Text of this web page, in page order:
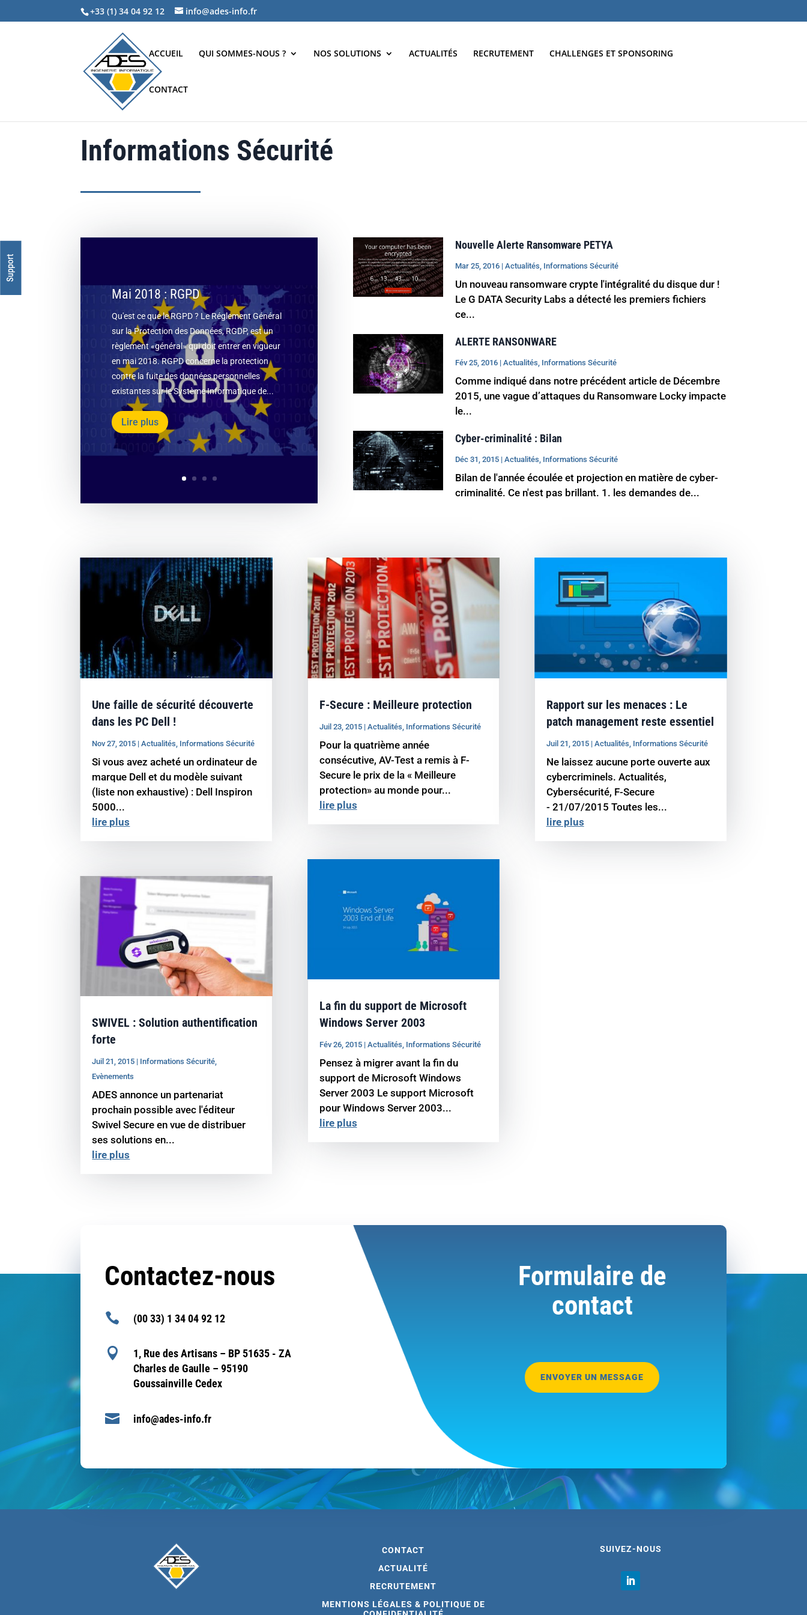
+33 (1) 34 04 92 12 info@ades-info.fr
ACCUEIL QUI SOMMES-NOUS ? NOS SOLUTIONS ACTUALITÉS RECRUTEMENT CHALLENGES ET SPONSORING
CONTACT
Informations Sécurité
Mai 2018 : RGPD
Qu'est ce que le RGPD ? Le Réglement Général
sur la Protection des Données, RGDP, est un
règlement «général» qui doit entrer en vigueur
en mai 2018. RGPD concerne la protection
contre la fuite des données personnelles
existantes sur le Système Informatique de...
Lire plus
Nouvelle Alerte Ransomware PETYA
Mar 25, 2016 |Actualités Informations Sécurité
Un nouveau ransomware crypte l'intégralité du disque dur !
Le G DATA Security Labs a détecté les premiers fichiers
ce...
ALERTE RANSONWARE
Fév 25, 2016 |Actualités Informations Sécurité
Comme indiqué dans notre précédent article de Décembre
2015, une vague d’attaques du Ransomware Locky impacte
le...
Cyber-criminalité : Bilan
Déc 31, 2015 |Actualités Informations Sécurité
Bilan de l'année écoulée et projection en matière de cyber-
criminalité. Ce n'est pas brillant. 1. les demandes de...
Une faille de sécurité découverte
dans les PC Dell !
Nov 27, 2015 |Actualités Informations Sécurité
Si vous avez acheté un ordinateur de
marque Dell et du modèle suivant
(liste non exhaustive) : Dell Inspiron
5000...
lire plus
SWIVEL : Solution authentification
forte
Juil 21, 2015 | Informations Sécurité,
Evènements
ADES annonce un partenariat
prochain possible avec l'éditeur
Swivel Secure en vue de distribuer
ses solutions en...
lire plus
F-Secure : Meilleure protection
Juil 23, 2015| Actualités Informations Sécurité
Pour la quatrième année
consécutive, AV-Test a remis à F-
Secure le prix de la « Meilleure
protection» au monde pour...
lire plus
La fin du support de Microsoft
Windows Server 2003
Fév 26, 2015| Actualités, Informations Sécurité
Pensez à migrer avant la fin du
support de Microsoft Windows
Server 2003 Le support Microsoft
pour Windows Server 2003...
lire plus
Rapport sur les menaces : Le
patch management reste essentiel
Juil 21, 2015| Actualités Informations Sécurité
Ne laissez aucune porte ouverte aux
cybercriminels. Actualités,
Cybersécurité, F-Secure
- 21/07/2015 Toutes les...
lire plus
Contactez-nous
 (00 33) 1 34 04 92 12

1, Rue des Artisans – BP 51635 - ZA
Charles de Gaulle – 95190
Goussainville Cedex
 info@ades-info.fr
Formulaire de
contact
ENVOYER UN MESSAGE
CONTACT
ACTUALITÉ
RECRUTEMENT
MENTIONS LÉGALES & POLITIQUE DE
SUIVEZ-NOUS